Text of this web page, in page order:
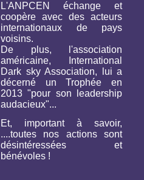
L'ANPCEN échange et
coopère avec des acteurs
internationaux de pays
voisins.
De plus, l'association
américaine,
International
Dark sky Association,
lui a
décerné un Trophée en
2013 "pour son leadership
audacieux"...
Et, important à savoir,
....toutes nos actions sont
désintéressées et
bénévoles !